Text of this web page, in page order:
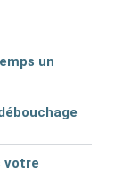
un
votre